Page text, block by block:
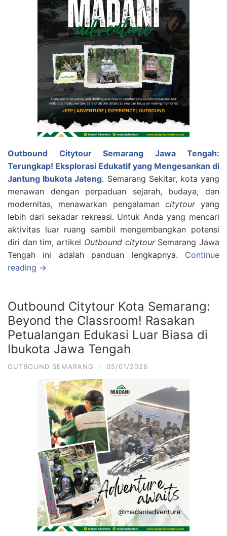
Outbound Citytour Semarang Jawa Tengah:
Terungkap! Eksplorasi Edukatif yang Mengesankan di
Jantung Ibukota Jateng. Semarang Sekitar, kota yang
menawan dengan perpaduan sejarah, budaya, dan
modernitas, menawarkan pengalaman citytouryang
lebih dari sekadar rekreasi. Untuk Anda yang mencari
aktivitas luar ruang sambil mengembangkan potensi
diri dan tim, artikel Outbound citytourSemarang Jawa
Tengah ini adalah panduan lengkapnya. Continue
reading →
Outbound Citytour Kota Semarang:
Beyond the Classroom! Rasakan
Petualangan Edukasi Luar Biasa di
Ibukota Jawa Tengah
OUTBOUND SEMARANG · 05/01/2026